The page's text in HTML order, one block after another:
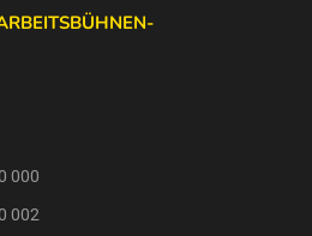
000
002